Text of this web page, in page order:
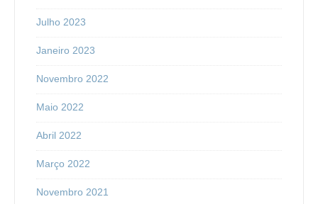
Julho 2023
Janeiro 2023
Novembro 2022
Maio 2022
Abril 2022
Março 2022
Novembro 2021